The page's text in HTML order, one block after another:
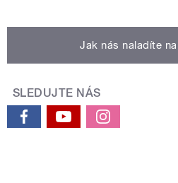
Jak nás naladíte
SLEDUJTE NÁS